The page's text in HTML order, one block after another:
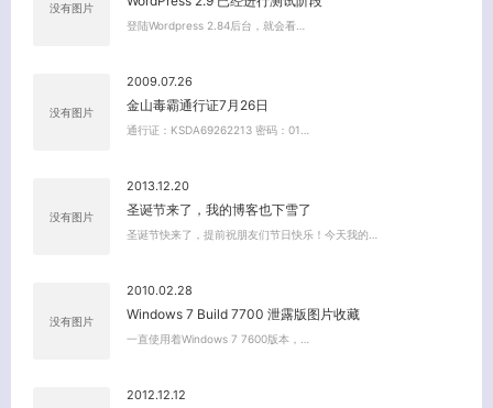
没有图片
登陆Wordpress 2.84后台，就会看…
没有图片
2009.07.26
金山毒霸通行证7月26日
通行证：KSDA69262213 密码：01…
没有图片
2013.12.20
圣诞节来了，我的博客也下雪了
圣诞节快来了，提前祝朋友们节日快乐！今天我的…
没有图片
2010.02.28
Windows 7 Build 7700 泄露版图片收藏
一直使用着Windows 7 7600版本，…
2012.12.12
关闭弹窗